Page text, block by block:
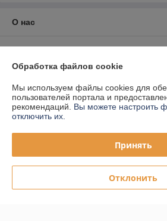
О нас
График работы
Полная версия сайта
Сайт создан на платформе Deal.by
Обработка файлов cookie
Мы используем файлы cookies для
пользователей портала и
рекомендаций. Вы можете настроить
отключить их.
Принять
Отклонить